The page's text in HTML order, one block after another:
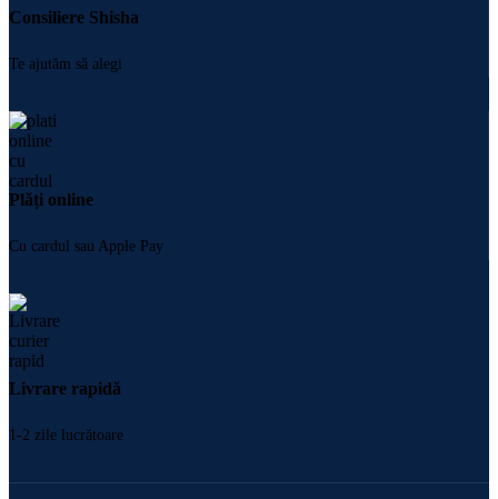
Consiliere Shisha
Te ajutăm să alegi
Plăți online
Cu cardul sau Apple Pay
Livrare rapidă
1-2 zile lucrătoare